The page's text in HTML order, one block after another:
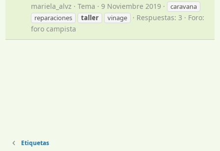
mariela_alvz Tema 9 Noviembre 2019
caravana
reparaciones
taller vinage Respuestas: 3
Foro:
foro campista
Etiquetas